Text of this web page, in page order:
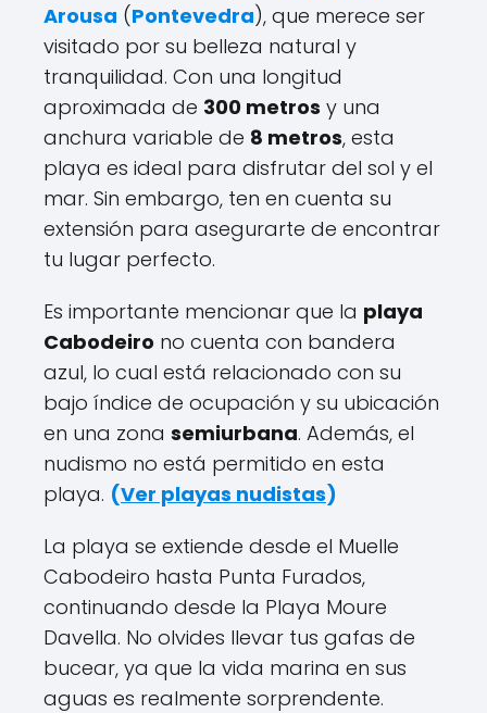
Arousa (Pontevedra), que merece ser
visitado por su belleza natural y
tranquilidad. Con una longitud
aproximada de 300 metros y una
anchura variable de 8 metros, esta
playa es ideal para disfrutar del sol y el
mar. Sin embargo, ten en cuenta su
extensión para asegurarte de encontrar
tu lugar perfecto.
Es importante mencionar que la playa
Cabodeiro no cuenta con bandera
azul, lo cual está relacionado con su
bajo índice de ocupación y su ubicación
en una zona semiurbana. Además, el
nudismo no está permitido en esta
playa. (Ver playas nudistas)
La playa se extiende desde el Muelle
Cabodeiro hasta Punta Furados,
continuando desde la Playa Moure
Davella. No olvides llevar tus gafas de
bucear, ya que la vida marina en sus
aguas es realmente sorprendente.